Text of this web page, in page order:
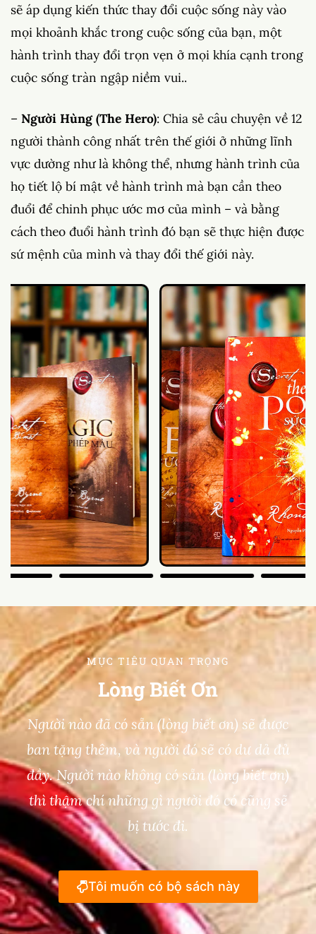
sẽ áp dụng kiến thức thay đổi cuộc sống này vào
mọi khoảnh khắc trong cuộc sống của bạn, một
hành trình thay đổi trọn vẹn ở mọi khía cạnh trong
cuộc sống tràn ngập niềm vui..
– Người Hùng (The Hero): Chia sẻ câu chuyện về 12
người thành công nhất trên thế giới ở những lĩnh
vực dường như là không thể, nhưng hành trình của
họ tiết lộ bí mật về hành trình mà bạn cần theo
đuổi để chinh phục ước mơ của mình – và bằng
cách theo đuổi hành trình đó bạn sẽ thực hiện được
sứ mệnh của mình và thay đổi thế giới này.
MỤC TIÊU QUAN TRỌNG
Lòng Biết Ơn
Người nào đã có sẵn (lòng biết ơn) sẽ được
ban tặng thêm, và người đó sẽ có dư dả đủ
đầy. Người nào không có sẵn (lòng biết ơn)
thì thậm chí những gì người đó có cũng sẽ
bị tước đi.
Tôi muốn có bộ sách này